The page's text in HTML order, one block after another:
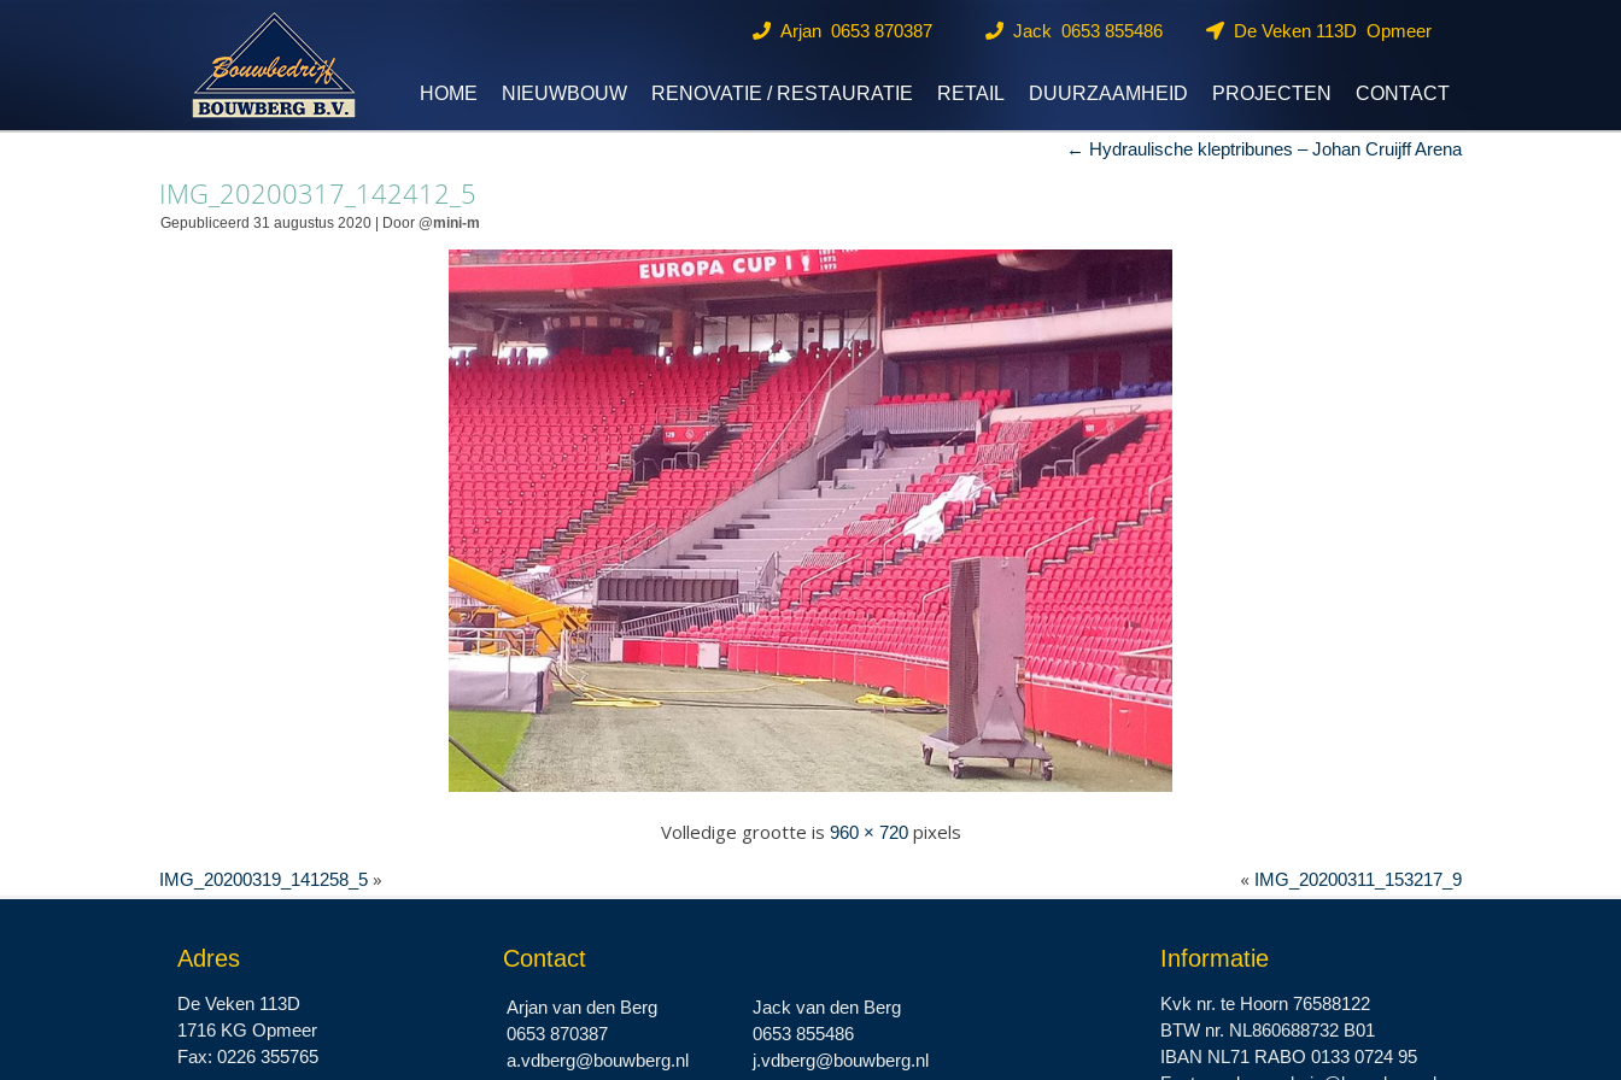
Arjan 0653 870387 Jack 0653 855486 De Veken 113D Opmeer
HOME NIEUWBOUW RENOVATIE / RESTAURATIE RETAIL DUURZAAMHEID PROJECTEN CONTACT
← Hydraulische kleptribunes – Johan Cruijff Arena
IMG_20200317_142412_5
Gepubliceerd 31 augustus 2020 Door @mini-m
Volledige grootte is 960 × 720pixels
IMG_20200319_141258_5 » « IMG_20200311_153217_9
Adres
De Veken 113D
1716 KG Opmeer
Fax: 0226 355765
Contact
Arjan van den Berg
0653 870387
a.vdberg@bouwberg.nl
Jack van den Berg
0653 855486
j.vdberg@bouwberg.nl
Informatie
Kvk nr. te Hoorn 76588122
BTW nr. NL860688732 B01
IBAN NL71 RABO 0133 0724 95